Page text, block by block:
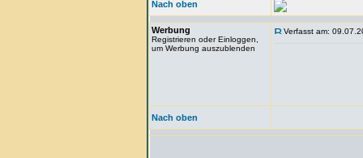
Nach oben
Werbung
Registrieren oder Einloggen,
um Werbung auszublenden
Verfasst am:
Nach oben